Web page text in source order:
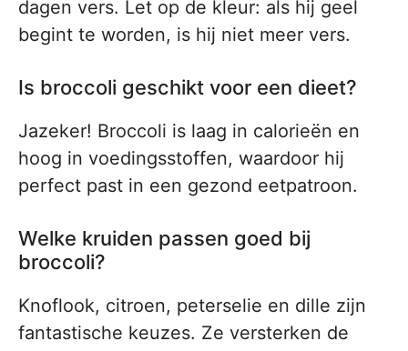
dagen vers. Let op de kleur: als hij geel
begint te worden, is hij niet meer vers.
Is broccoli geschikt voor een dieet?
Jazeker! Broccoli is laag in calorieën en
hoog in voedingsstoffen, waardoor hij
perfect past in een gezond eetpatroon.
Welke kruiden passen goed bij
broccoli?
Knoflook, citroen, peterselie en dille zijn
fantastische keuzes. Ze versterken de